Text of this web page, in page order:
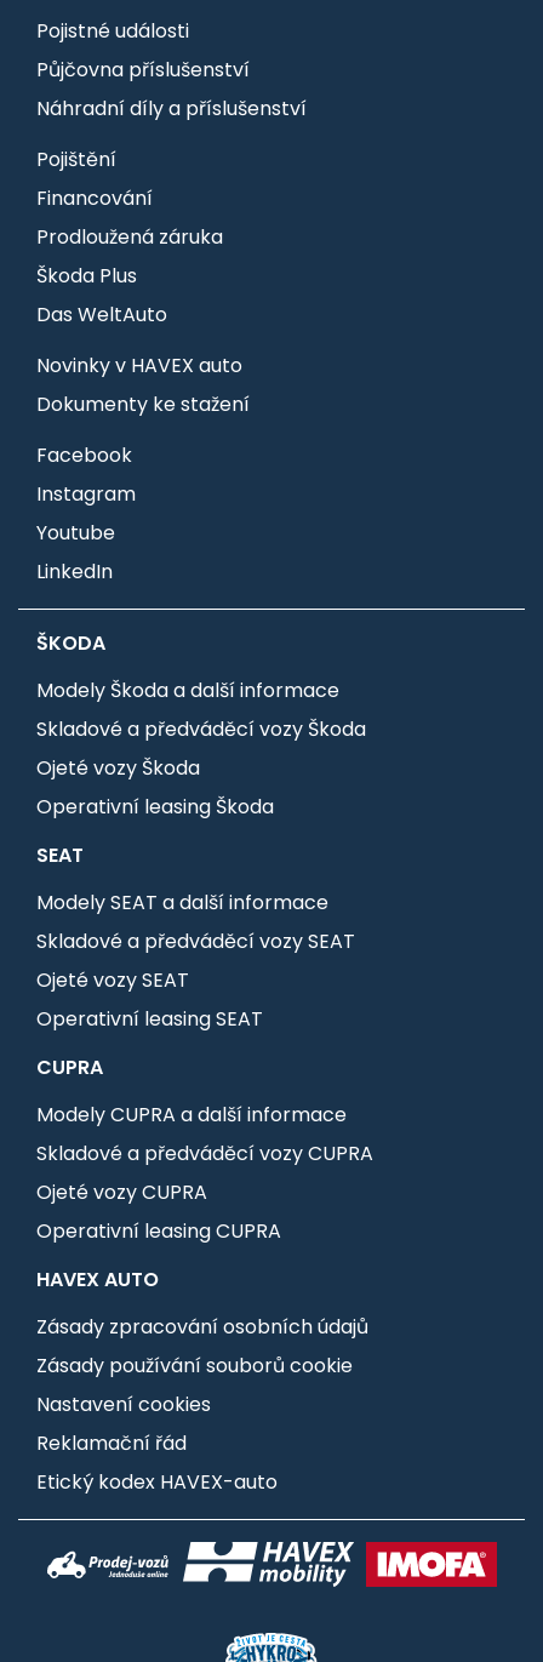
Pojistné události
Půjčovna příslušenství
Náhradní díly a příslušenství
Pojištění
Financování
Prodloužená záruka
Škoda Plus
Das WeltAuto
Novinky v HAVEX auto
Dokumenty ke stažení
Facebook
Instagram
Youtube
LinkedIn
ŠKODA
Modely Škoda a další informace
Skladové a předváděcí vozy Škoda
Ojeté vozy Škoda
Operativní leasing Škoda
SEAT
Modely SEAT a další informace
Skladové a předváděcí vozy SEAT
Ojeté vozy SEAT
Operativní leasing SEAT
CUPRA
Modely CUPRA a další informace
Skladové a předváděcí vozy CUPRA
Ojeté vozy CUPRA
Operativní leasing CUPRA
HAVEX AUTO
Zásady zpracování osobních údajů
Zásady používání souborů cookie
Nastavení cookies
Reklamační řád
Etický kodex HAVEX-auto